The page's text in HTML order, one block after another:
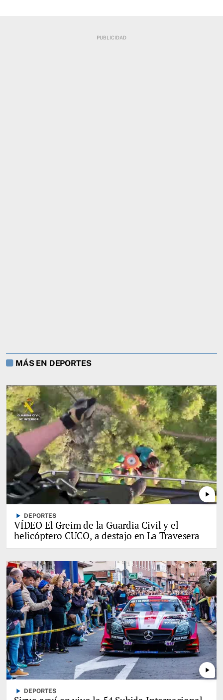
MÁS EN DEPORTES
play_arrow
play_arrow DEPORTES
VÍDEO El Greim de la Guardia Civil y el
helicóptero CUCO, a destajo en La Travesera
play_arrow
play_arrow DEPORTES